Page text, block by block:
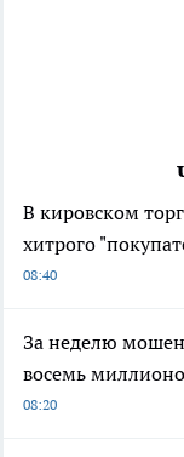
В кировском
хитрого
08:40
За неделю
восемь
08:20